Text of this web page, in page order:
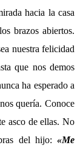
hacia la casa
brazos abiertos.
nuestra felicidad
que nos demos
ha esperado a
quería. Conoce
asco de ellas. No
del hijo: «Me